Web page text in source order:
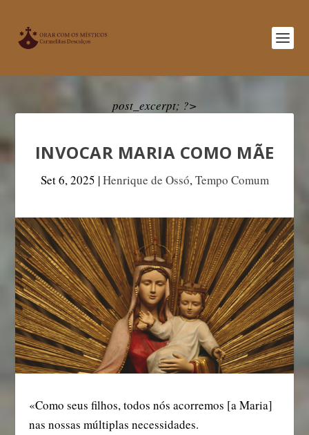
post_excerpt; ?>
INVOCAR MARIA COMO MÃE
Set 6, 2025 |Henrique de Ossó,Tempo Comum
«Como seus filhos, todos nós acorremos [a Maria]
nas nossas múltiplas necessidades.